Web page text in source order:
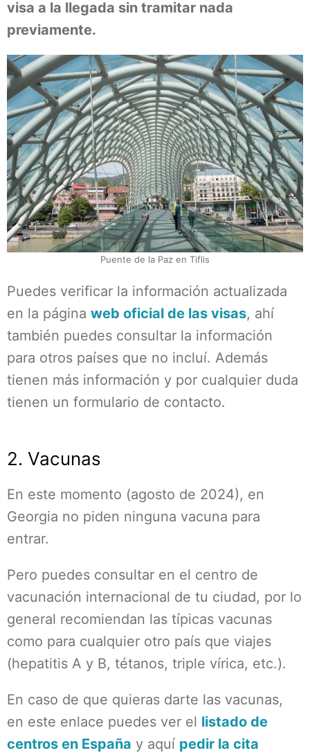
visa a la llegada sin tramitar nada
previamente.
Puente de la Paz en Tiflis
Puedes verificar la información actualizada
en la página web oficial de las visas, ahí
también puedes consultar la información
para otros países que no incluí. Además
tienen más información y por cualquier duda
tienen un formulario de contacto.
2. Vacunas
En este momento (agosto de 2024), en
Georgia no piden ninguna vacuna para
entrar.
Pero puedes consultar en el centro de
vacunación internacional de tu ciudad, por lo
general recomiendan las típicas vacunas
como para cualquier otro país que viajes
(hepatitis A y B, tétanos, triple vírica, etc.).
En caso de que quieras darte las vacunas,
en este enlace puedes ver el listado de
centros en España y aquí pedir la cita